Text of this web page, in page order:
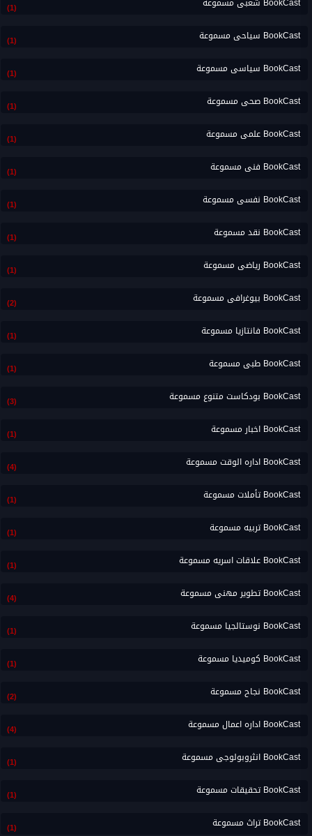
(1)
BookCast سياحى مسموعة (1)
BookCast سياسى مسموعة (1)
BookCast صحى مسموعة (1)
BookCast علمى مسموعة (1)
BookCast فنى مسموعة (1)
BookCast نفسى مسموعة (1)
BookCast نقد مسموعة (1)
BookCast رياضى مسموعة (1)
BookCast بيوغرافى مسموعة (2)
BookCast فانتازيا مسموعة (1)
BookCast طبى مسموعة (1)
BookCast بودكاست متنوع مسموعة (3)
BookCast اخبار مسموعة (1)
BookCast اداره الوقت مسموعة (4)
BookCast تأملات مسموعة (1)
BookCast تربيه مسموعة (1)
BookCast علاقات اسريه مسموعة (1)
BookCast تطوير مهنى مسموعة (4)
BookCast نوستالجيا مسموعة (1)
BookCast كوميديا مسموعة (1)
BookCast نجاح مسموعة (2)
BookCast اداره اعمال مسموعة (4)
BookCast انثروبولوجى مسموعة (1)
BookCast تحقيقات مسموعة (1)
BookCast تراث مسموعة (1)